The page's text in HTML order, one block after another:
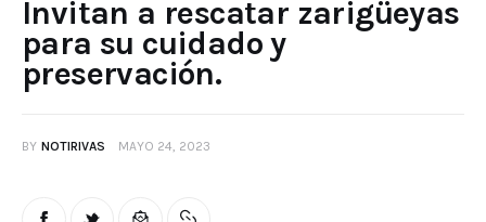
0 Comments SHARE POST
Interior del Estado
Economía
Invitan a rescatar zarigüeyas
para su cuidado y
preservación.
BY NOTIRIVAS MAYO 24, 2023